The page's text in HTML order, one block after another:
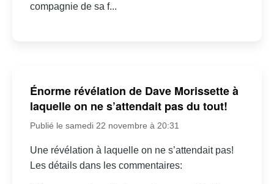
compagnie de sa f...
Énorme révélation de Dave Morissette à
laquelle on ne s’attendait pas du tout!
Publié le samedi 22 novembre à 20:31
Une révélation à laquelle on ne s’attendait pas!
Les détails dans les commentaires: